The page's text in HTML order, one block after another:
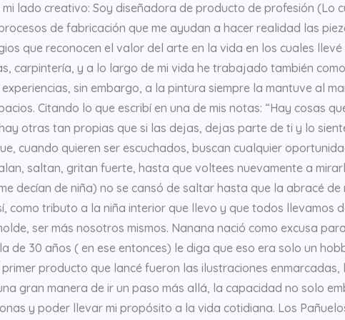
lado creativo: Soy diseñadora de producto de profesión (Lo
de fabricación que me ayudan a hacer realidad las
que reconocen el valor del arte en la vida en los cuales llevé
carpintería, y a lo largo de mi vida he trabajado también
sin embargo, a la pintura siempre la mantuve al
Citando lo que escribí en una de mis notas: “Hay cosas
otras tan propias que si las dejas, dejas parte de ti y lo
cuando quieren ser escuchados, buscan cualquier
saltan, gritan fuerte, hasta que voltees nuevamente a
decían de niña) no se cansó de saltar hasta que la abracé de
como tributo a la niña interior que llevo y que todos llevamos
ser más nosotros mismos. Nanana nació como excusa
de 30 años ( en ese entonces) le diga que eso era solo un
primer producto que lancé fueron las ilustraciones
gran manera de ir un paso más allá, la capacidad no solo
y poder llevar mi propósito a la vida cotidiana. Los